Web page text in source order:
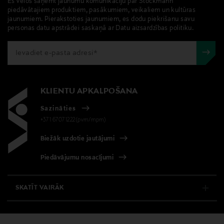
piedāvātajiem produktiem, pasākumiem, veikaliem un kultūras
jaunumiem. Pierakstoties jaunumiem, es dodu piekrišanu savu
personas datu apstrādei saskaņā ar Datu aizsardzības politiku.
KLIENTU APKALPOŠANA
Sazināties
+371 67071222(pvm/mpm)
Biežāk uzdotie jautājumi
Piedāvājumu nosacījumi
SKATĪT VAIRĀK